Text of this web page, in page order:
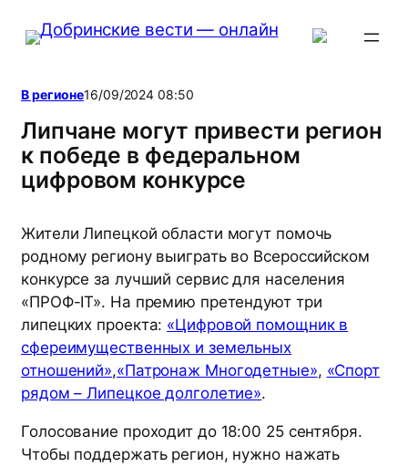
Перейти
В регионе16/09/2024 08:50
Липчане могут привести регион
к победе в федеральном
цифровом конкурсе
Жители Липецкой области могут помочь
родному региону выиграть во Всероссийском
конкурсе за лучший сервис для населения
«ПРОФ-IT». На премию претендуют три
липецких проекта: «Цифровой помощник в
сфереимущественных и земельных
отношений»,«Патронаж Многодетные», «Спорт
рядом – Липецкое долголетие».
Голосование проходит до 18:00 25 сентября.
Чтобы поддержать регион, нужно нажать